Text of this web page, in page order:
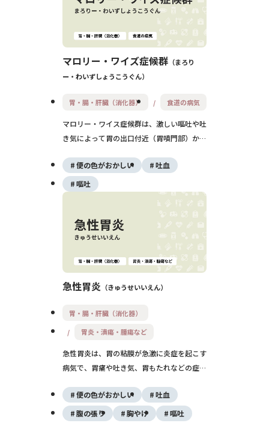
の継続的な管理が大切です。
マロリー・ワイズ症候群
まろり
ー・わいずしょうこうぐん
胃・腸・肝臓（消化器） 食道の病気
マロリー・ワイス症候群は、激しい嘔吐や吐
き気によって胃の出口付近（胃噴門部）から
気です。主な症状は嘔吐後の鮮血を含む吐血
で、アルコールの過剰摂取や妊娠による悪
阻、胃の不調などが誘因となります。出血量
が多い場合は早急な治療が必要であり、内視
鏡による止血が基本となります。
便の色がおかしい
吐血
嘔吐
急性胃炎 きゅうせいいえん
胃・腸・肝臓（消化器）
胃炎・潰瘍・腫瘍など
急性胃炎は、胃の粘膜が急激に炎症を起こす
病気で、胃痛や吐き気、胃もたれなどの症状
レス、感染などが原因となり、多くは一過性
ですが、放置すると出血や潰瘍に進展するこ
便の色がおかしい
吐血
腹の張り
胸やけ 嘔吐